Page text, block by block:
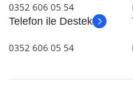
0352 606 05 54
Telefon ile Destek
0352 606 05 54